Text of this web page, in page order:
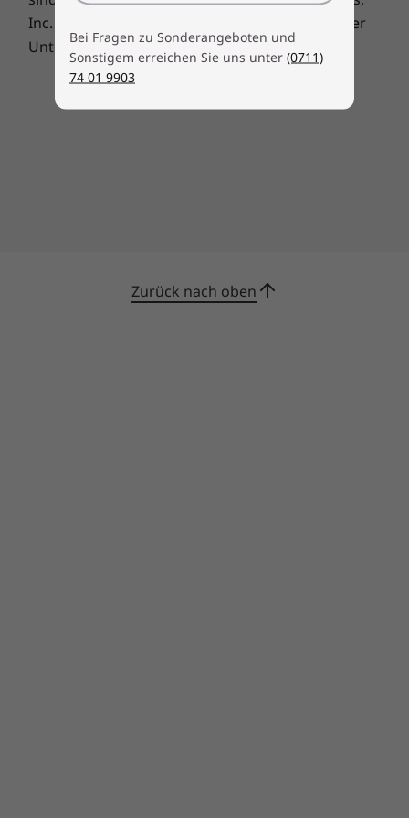
je zuvor. Sein hochwertiges Aluminiumgehäuse
übersteht alltägliche Stöße und
Erschütterungen unbeschadet und sieht dabei
auch noch gut aus. Seine Robustheit ist in
einem attraktiven Design in Cloud Grey, Abyss
Inc. Marken und Dienstleistungsmarken anderer
Unternehmen werden anerkannt.
Zurück nach oben
Bei Fragen zu Sonderangeboten und
Sonstigem erreichen Sie uns unter (0711)
74 01 9903